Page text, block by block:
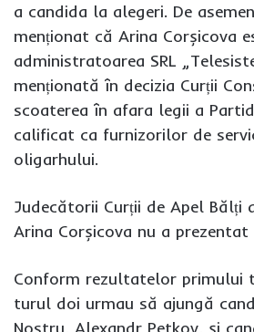
a candida la alegeri. De
menționat că Arina Corșicova
administratoarea SRL
menționată în decizia Curții
scoaterea în afara legii a
calificat ca furnizorilor de
oligarhului.
Judecătorii Curții de Apel Bălți
Arina Corșicova nu a prezentat
Conform rezultatelor primului
turul doi urmau să ajungă